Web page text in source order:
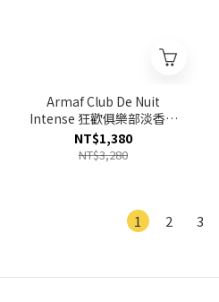
Armaf Club De Nuit
Intense 狂歡俱樂部淡香水
EDT 105ml
NT$1,380
NT$3,280
1 2 3